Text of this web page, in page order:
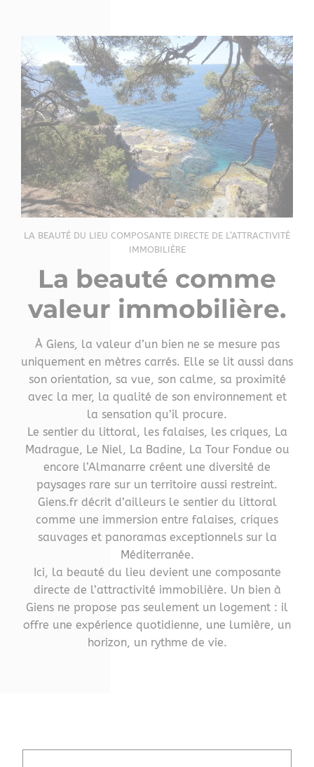
LA BEAUTÉ DU LIEU COMPOSANTE DIRECTE DE L’ATTRACTIVITÉ
IMMOBILIÈRE
La beauté comme
valeur immobilière.
À Giens, la valeur d’un bien ne se mesure pas
uniquement en mètres carrés. Elle se lit aussi dans
son orientation, sa vue, son calme, sa proximité
avec la mer, la qualité de son environnement et
la sensation qu’il procure.
Le sentier du littoral, les falaises, les criques, La
Madrague, Le Niel, La Badine, La Tour Fondue ou
encore l’Almanarre créent une diversité de
paysages rare sur un territoire aussi restreint.
Giens.fr décrit d’ailleurs le sentier du littoral
comme une immersion entre falaises, criques
sauvages et panoramas exceptionnels sur la
Méditerranée.
Ici, la beauté du lieu devient une composante
directe de l’attractivité immobilière. Un bien à
Giens ne propose pas seulement un logement : il
offre une expérience quotidienne, une lumière, un
horizon, un rythme de vie.